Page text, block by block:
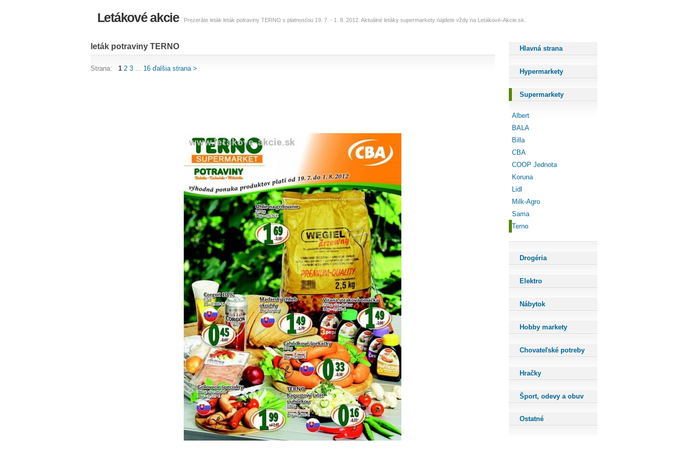
Letákové akcie Prezeráte leták leták potraviny TERNO s platnosťou 19. 7. - 1. 8. 2012. Aktuálné letáky supermarkety nájdete vždy na Letákové-Akcie.sk.
leták potraviny TERNO
Strana: 1 2 3 16 ďalšia strana >
Hlavná strana
Hypermarkety
Supermarkety
Albert
BALA
Billa
CBA
COOP Jednota
Koruna
Lidl
Milk-Agro
Sama
Terno
Drogéria
Elektro
Nábytok
Hobby markety
Chovateľské potreby
Hračky
Šport, odevy a obuv
Ostatné